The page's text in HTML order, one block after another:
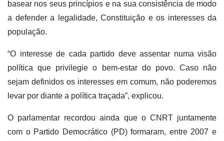
basear nos seus princípios e na sua consistência de modo
a defender a legalidade, Constituição e os interesses da
população.
“O interesse de cada partido deve assentar numa visão
política que privilegie o bem-estar do povo. Caso não
sejam definidos os interesses em comum, não poderemos
levar por diante a política traçada”, explicou.
O parlamentar recordou ainda que o CNRT juntamente
com o Partido Democrático (PD) formaram, entre 2007 e